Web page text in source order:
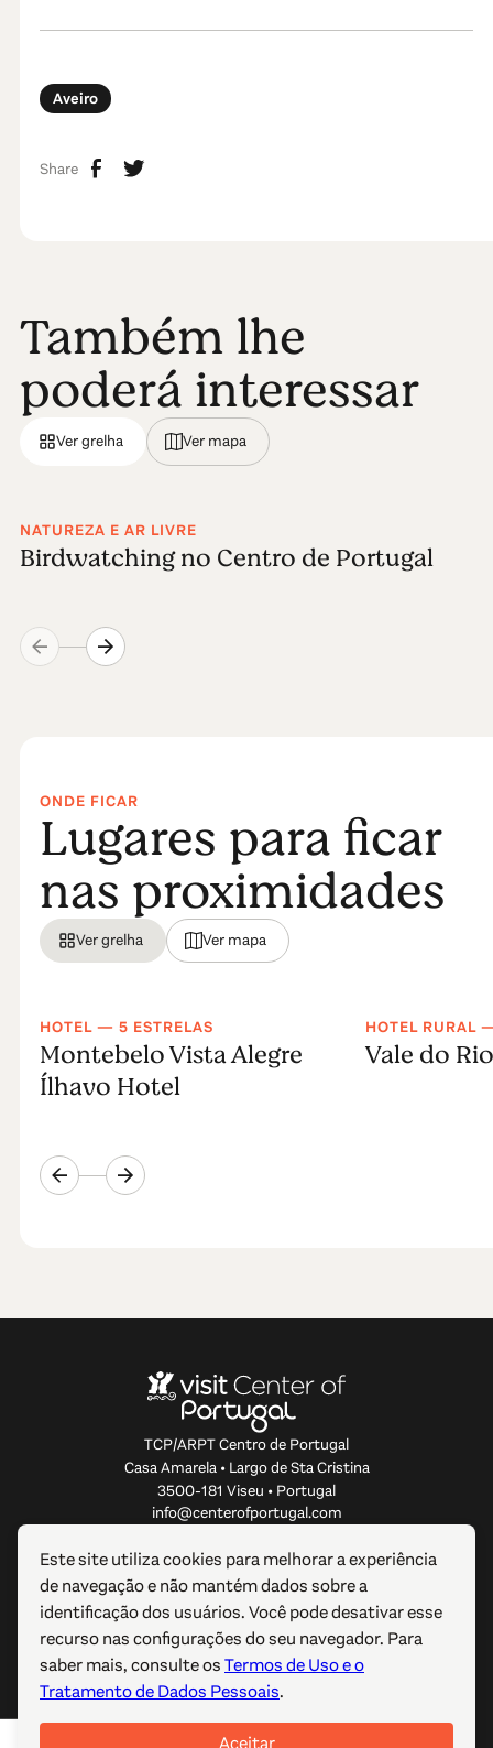
Aveiro
Share
Também lhe
poderá interessar
Ver grelha Ver mapa
NATUREZA E AR LIVRE
Birdwatching no Centro de Portugal
ONDE FICAR
Lugares para ficar
nas proximidades
Ver grelha Ver mapa
HOTEL — 5 ESTRELAS
Montebelo Vista Alegre
Ílhavo Hotel
HOTEL RURAL
Vale do
TCP/ARPT Centro de Portugal
Casa Amarela • Largo de Sta Cristina
3500-181 Viseu • Portugal
info@centerofportugal.com
SOBRE ESTE WEBSITE
LIGAÇÕES ÚTEIS
SIGA-NOS
Este site utiliza cookies para melhorar a experiência
de navegação e não mantém dados sobre a
identificação dos usuários. Você pode desativar esse
recurso nas configurações do seu navegador. Para
saber mais, consulte osTermos de Uso e o
Tratamento de Dados Pessoais.
Aceitar